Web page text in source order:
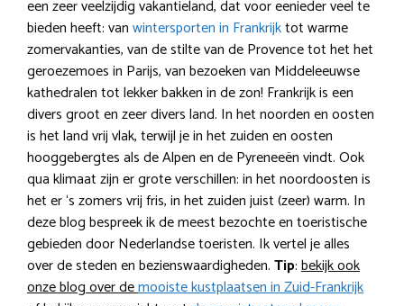
een zeer veelzijdig vakantieland, dat voor eenieder veel te
bieden heeft: vanwintersporten in Frankrijktot warme
zomervakanties, van de stilte van de Provence tot het het
geroezemoes in Parijs, van bezoeken van Middeleeuwse
kathedralen tot lekker bakken in de zon! Frankrijk is een
divers groot en zeer divers land. In het noorden en oosten
is het land vrij vlak, terwijl je in het zuiden en oosten
hooggebergtes als de Alpen en de Pyreneeën vindt. Ook
qua klimaat zijn er grote verschillen: in het noordoosten is
het er ‘s zomers vrij fris, in het zuiden juist (zeer) warm. In
deze blog bespreek ik de meest bezochte en toeristische
gebieden door Nederlandse toeristen. Ik vertel je alles
over de steden en bezienswaardigheden.Tip:bekijk ook
onze blog over demooiste kustplaatsen in Zuid-Frankrijk